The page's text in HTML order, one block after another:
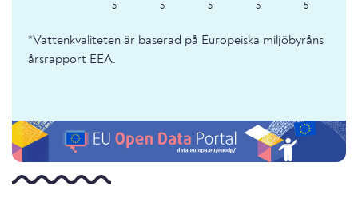
5 5 5 5 5
*Vattenkvaliteten är baserad på Europeiska miljöbyråns
årsrapport EEA.